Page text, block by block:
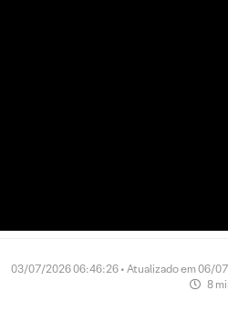
03/07/2026 06:46:26 • Atualizado em 06/
8